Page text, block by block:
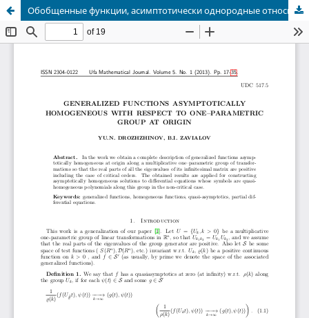
Обобщенные функции, асимптотически однородные относительно однопараметрической группы в начале координат